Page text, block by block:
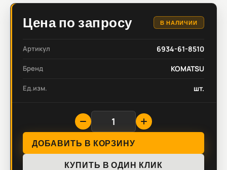
Цена по запросу В НАЛИЧИИ
Артикул 6934-61-8510
Бренд KOMATSU
Ед.изм. шт.
ДОБАВИТЬ В КОРЗИНУ
КУПИТЬ В ОДИН КЛИК